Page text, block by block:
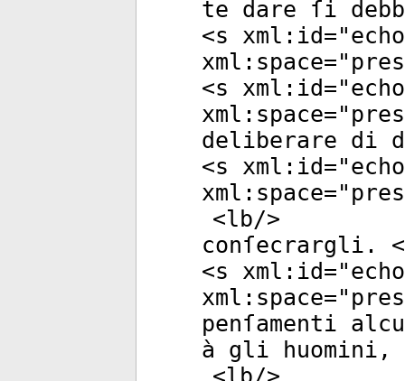
te dare ſi
<s xml:id="
xml:space="
<s xml:id="
xml:space="
deliberare
<s xml:id="
xml:space="
<lb/>
conſecrargli.
<s xml:id="
xml:space="
penſamenti
à gli huomini,